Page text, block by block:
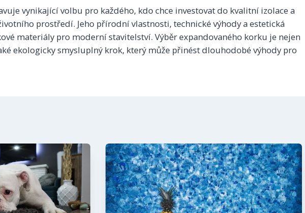
vynikající volbu pro každého, kdo chce investovat do kvalitní izolace a
prostředí. Jeho přírodní vlastnosti, technické výhody a estetická
materiály pro moderní stavitelství. Výběr expandovaného korku je nejen
ekologicky smysluplný krok, který může přinést dlouhodobé výhody pro